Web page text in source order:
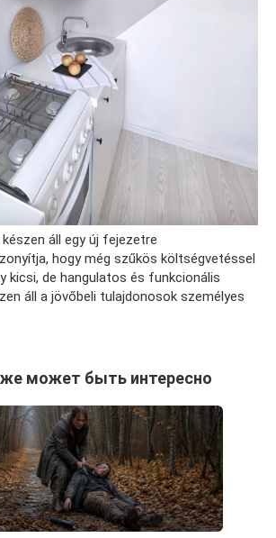
készen áll egy új fejezetre
hogy még szűkös költségvetéssel
kicsi, de hangulatos és funkcionális
áll a jövőbeli tulajdonosok személyes
может быть интересно